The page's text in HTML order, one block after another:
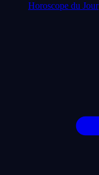
Horoscope du Jour